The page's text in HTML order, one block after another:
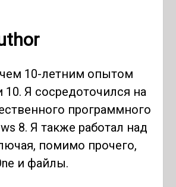
10-летним опытом
10. Я сосредоточился на
программного
8. Я также работал над
помимо прочего,
и файлы.